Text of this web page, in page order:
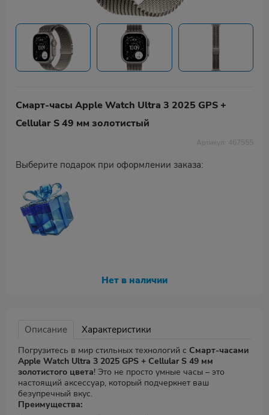
Смарт-часы Apple Watch Ultra 3 2025 GPS +
Cellular S 49 мм золотистый
Артикул: 467555
Выберите подарок при оформлении заказа:
Нет в наличии
Описание Характеристики
Погрузитесь в мир стильных технологий с Смарт-часами
Apple Watch Ultra 3 2025 GPS + Cellular S 49 мм
золотистого цвета! Это не просто умные часы – это
настоящий аксессуар, который подчеркнет ваш
безупречный вкус.
Преимущества: